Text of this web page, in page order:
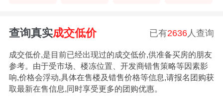
查询真实成交低价 已有2636 人查询
成交低价,是目前已经出现过的成交低价,供准备买房的朋友
参考。由于受市场、楼冻位置、开发商错售策略等因素影
响,价格会浮动,具体在售楼及错售价格等信息,请报名团购获
取最新在售信息,同时享受更多的团购优惠。